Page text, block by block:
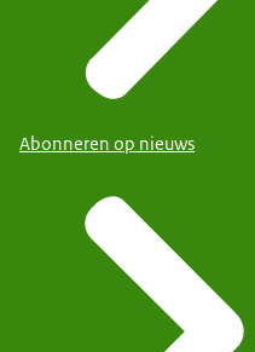
Abonneren op nieuws